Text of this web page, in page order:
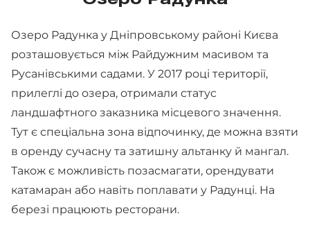
Озеро Радунка у Дніпровському районі Києва
розташовується між Райдужним масивом та
Русанівськими садами. У 2017 році території,
прилеглі до озера, отримали статус
ландшафтного заказника місцевого значення.
Тут є спеціальна зона відпочинку, де можна взяти
в оренду сучасну та затишну альтанку й мангал.
Також є можливість позасмагати, орендувати
катамаран або навіть поплавати у Радунці. На
березі працюють ресторани.